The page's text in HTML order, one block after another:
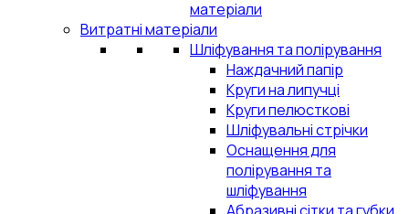
матеріали
Витратні матеріали
Шліфування та полірування
Наждачний папір
Круги на липучці
Круги пелюсткові
Шліфувальні стрічки
Оснащення для
полірування та
шліфування